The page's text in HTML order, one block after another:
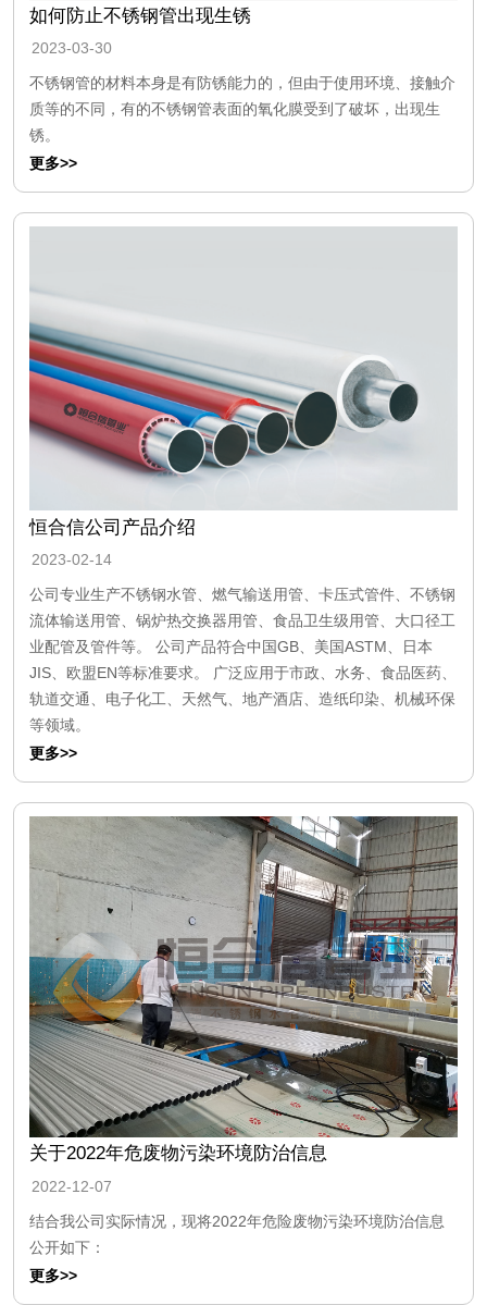
如何防止不锈钢管出现生锈
2023-03-30
不锈钢管的材料本身是有防锈能力的，但由于使用环境、接触介
质等的不同，有的不锈钢管表面的氧化膜受到了破坏，出现生
锈。
更多>>
恒合信公司产品介绍
2023-02-14
公司专业生产不锈钢水管、燃气输送用管、卡压式管件、不锈钢
流体输送用管、锅炉热交换器用管、食品卫生级用管、大口径工
业配管及管件等。 公司产品符合中国GB、美国ASTM、日本
JIS、欧盟EN等标准要求。 广泛应用于市政、水务、食品医药、
轨道交通、电子化工、天然气、地产酒店、造纸印染、机械环保
等领域。
更多>>
关于2022年危废物污染环境防治信息
2022-12-07
结合我公司实际情况，现将2022年危险废物污染环境防治信息
公开如下：
更多>>